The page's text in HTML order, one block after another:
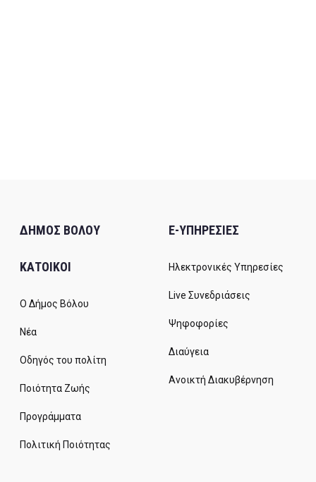
ΔΗΜΟΣ ΒΟΛΟΥ
ΚΑΤΟΙΚΟΙ
Ο Δήμος Βόλου
Νέα
Οδηγός του πολίτη
Ποιότητα Ζωής
Προγράμματα
Πολιτική Ποιότητας
E-ΥΠΗΡΕΣΙΕΣ
Ηλεκτρονικές Υπηρεσίες
Live Συνεδριάσεις
Ψηφοφορίες
Διαύγεια
Ανοικτή Διακυβέρνηση